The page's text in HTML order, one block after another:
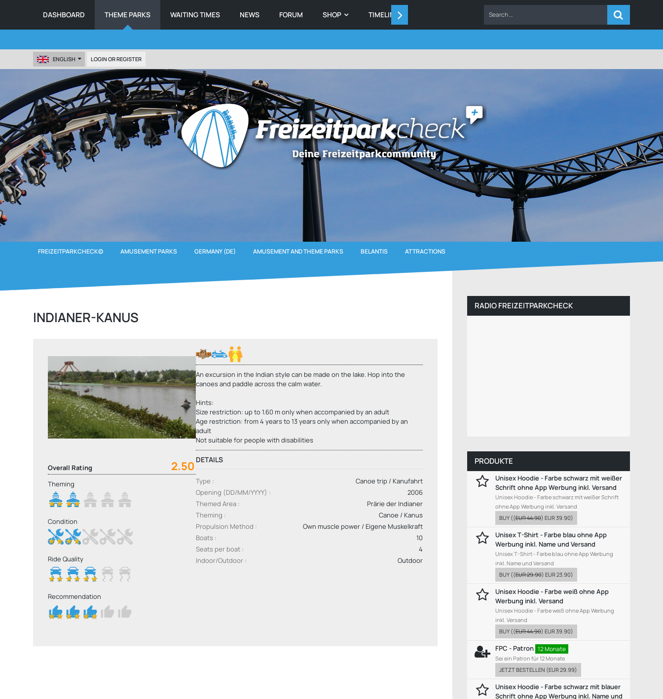
DASHBOARD THEME PARKS WAITING TIMES NEWS FORUM SHOP TIMELINE
ENGLISH LOGIN OR REGISTER
FREIZEITPARKCHECK© AMUSEMENT PARKS GERMANY (DE) AMUSEMENT AND THEME PARKS BELANTIS ATTRACTIONS
INDIANER-KANUS
Overall Rating 2.50
Theming
Condition
Ride Quality
Recommendation
An excursion in the Indian style can be made on the lake. Hop into the
canoes and paddle across the calm water.
Hints:
Size restriction: up to 1.60 m only when accompanied by an adult
Age restriction: from 4 years to 13 years only when accompanied by an
adult
Not suitable for people with disabilities
DETAILS
Type
Canoe trip / Kanufahrt
Opening (DD/MM/YYYY)
2006
Themed Area
Prärie der Indianer
Theming
Canoe / Kanus
Propulsion Method
Own muscle power / Eigene Muskelkraft
Boats
10
Seats per boat
4
Indoor/Outdoor
Outdoor
RADIO FREIZEITPARKCHECK
PRODUKTE
Unisex Hoodie - Farbe schwarz mit weißer
Schrift ohne App Werbung inkl. Versand
Unisex Hoodie - Farbe schwarz mit weißer Schrift
ohne App Werbung inkl. Versand
BUY ((EUR 44.90) EUR 39.90)
Unisex T-Shirt - Farbe blau ohne App
Werbung inkl. Name und Versand
Unisex T-Shirt - Farbe blau ohne App Werbung
inkl. Name und Versand
BUY ((EUR 29.90) EUR 23.90)
Unisex Hoodie - Farbe weiß ohne App
Werbung inkl. Versand
Unisex Hoodie - Farbe weiß ohne App Werbung
inkl. Versand
BUY ((EUR 44.90) EUR 39.90)
FPC - Patron 12 Monate
Sei ein Patron für 12 Monate
JETZT BESTELLEN (EUR 29.99)
Unisex Hoodie - Farbe schwarz mit blauer
Schrift ohne App Werbung inkl. Name und